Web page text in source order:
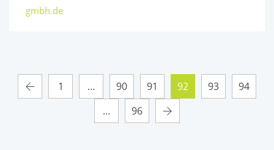
gmbh.de
1 … 90 91 92 93
94
…
96